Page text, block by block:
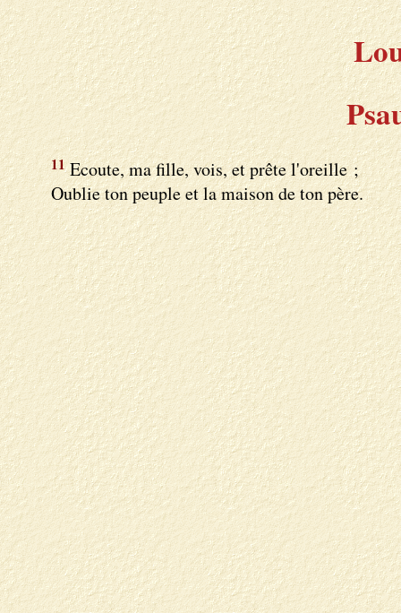
11Ecoute, ma fille, vois, et prête l'oreille ;
Oublie ton peuple et la maison de ton père.